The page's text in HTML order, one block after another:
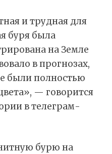
и трудная для
буря была
на Земле
в прогнозах,
были полностью
— говорится
в телеграм-